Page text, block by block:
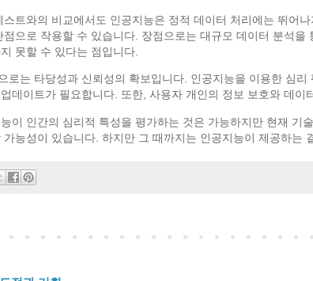
스트와의 비교에서도 인공지능은 정적 데이터 처리에는 뛰어
점으로 작용할 수 있습니다. 장점으로는 대규모 데이터 분석
못할 수 있다는 점입니다.
로는 타당성과 신뢰성의 확보입니다. 인공지능을 이용한 심
데이트가 필요합니다. 또한, 사용자 개인의 정보 보호와 데이
이 인간의 심리적 특성을 평가하는 것은 가능하지만 현재
가능성이 있습니다. 하지만 그 때까지는 인공지능이 제공하는